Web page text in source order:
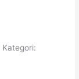
Kategori: